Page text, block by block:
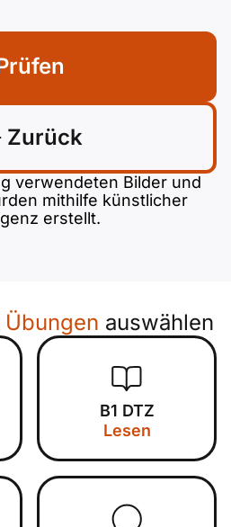
Zurück
verwendeten Bilder und
mithilfe künstlicher
erstellt.
Übungen auswählen
B1 DTZ
Lesen